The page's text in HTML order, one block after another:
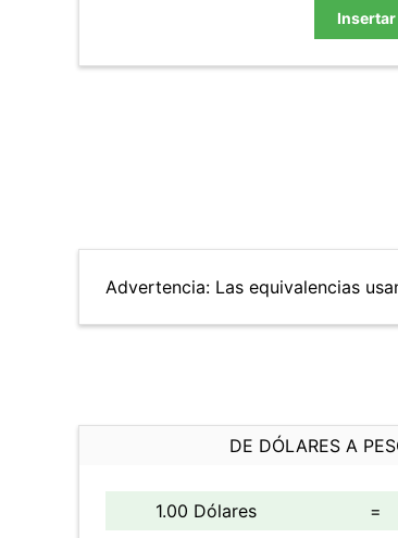
Advertencia: Las equivalencias
DE DÓLARES A
1.00 Dólares =